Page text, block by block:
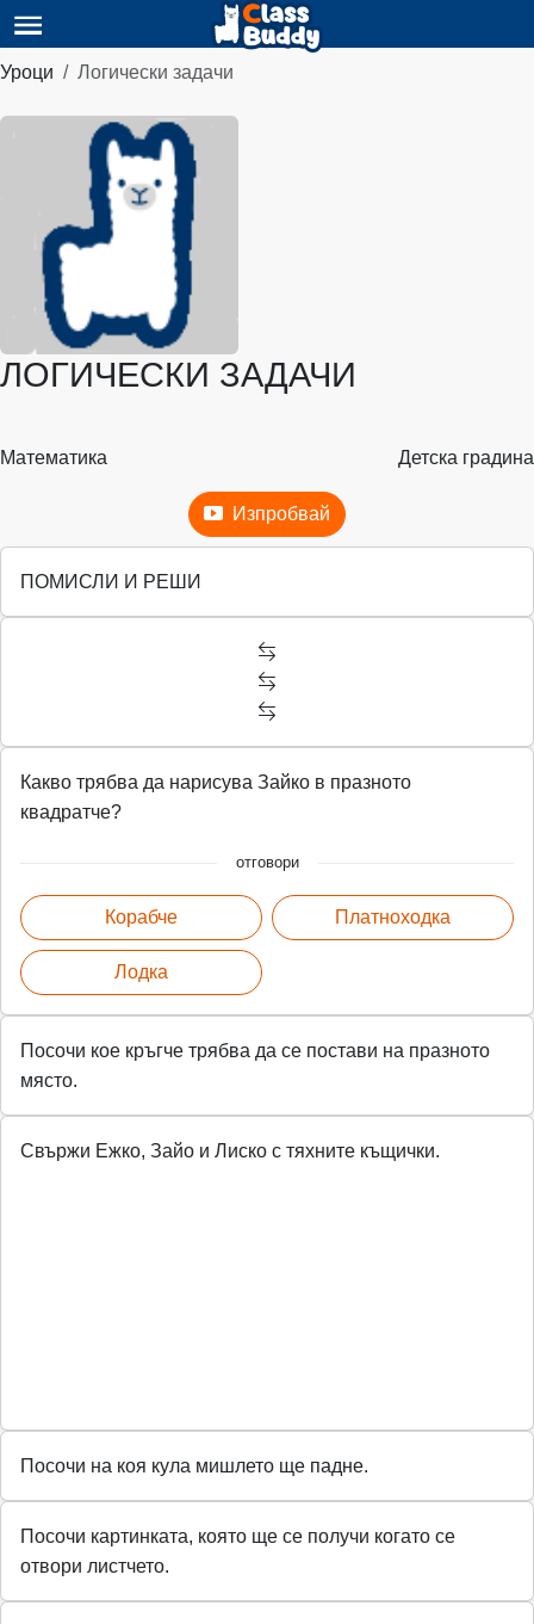
Уроци Логически задачи
ЛОГИЧЕСКИ ЗАДАЧИ
Математика Детска градина
Изпробвай
ПОМИСЛИ И РЕШИ
Какво трябва да нарисува Зайко в празното
квадратче?
отговори
Корабче
Лодка
Платноходка
Посочи кое кръгче трябва да се постави на празното
място.
Свържи Ежко, Зайо и Лиско с тяхните къщички.
Посочи на коя кула мишлето ще падне.
Посочи картинката, която ще се получи когато се
отвори листчето.